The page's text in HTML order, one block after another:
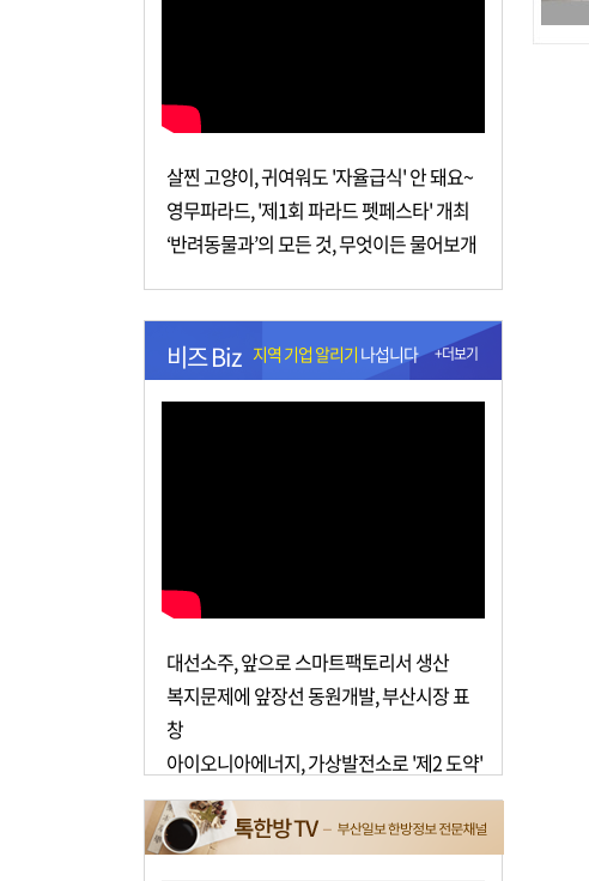
살찐 고양이, 귀여워도 '자율급식' 안 돼요~
영무파라드, '제1회 파라드 펫페스타' 개최
‘반려동물과’의 모든 것, 무엇이든 물어보개
비즈 Biz 지역 기업 알리기 나섭니다 +더보기
대선소주, 앞으로 스마트팩토리서 생산
복지문제에 앞장선 동원개발, 부산시장 표
창
아이오니아에너지, 가상발전소로 '제2 도약'